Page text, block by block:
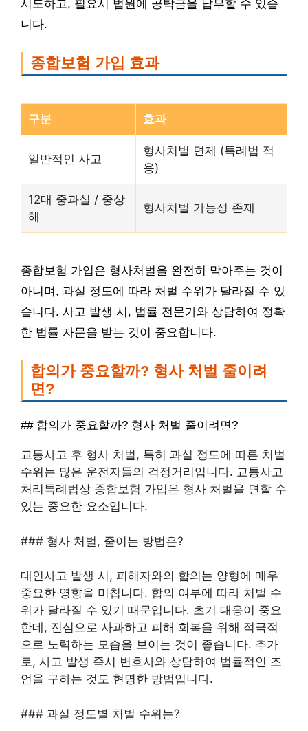
시도하고, 필요시 법원에 공탁금을 납부할 수 있습
니다.
종합보험 가입 효과
구분 효과
일반적인 사고
형사처벌 면제 (특례법 적
용)
12대 중과실 / 중상
해
형사처벌 가능성 존재
종합보험 가입은 형사처벌을 완전히 막아주는 것이
아니며, 과실 정도에 따라 처벌 수위가 달라질 수 있
습니다. 사고 발생 시, 법률 전문가와 상담하여 정확
한 법률 자문을 받는 것이 중요합니다.
합의가 중요할까? 형사 처벌 줄이려
면?
## 합의가 중요할까? 형사 처벌 줄이려면?
교통사고 후 형사 처벌, 특히 과실 정도에 따른 처벌
수위는 많은 운전자들의 걱정거리입니다. 교통사고
처리특례법상 종합보험 가입은 형사 처벌을 면할 수
있는 중요한 요소입니다.
### 형사 처벌, 줄이는 방법은?
대인사고 발생 시, 피해자와의 합의는 양형에 매우
중요한 영향을 미칩니다. 합의 여부에 따라 처벌 수
위가 달라질 수 있기 때문입니다. 초기 대응이 중요
한데, 진심으로 사과하고 피해 회복을 위해 적극적
으로 노력하는 모습을 보이는 것이 좋습니다. 추가
로, 사고 발생 즉시 변호사와 상담하여 법률적인 조
언을 구하는 것도 현명한 방법입니다.
### 과실 정도별 처벌 수위는?